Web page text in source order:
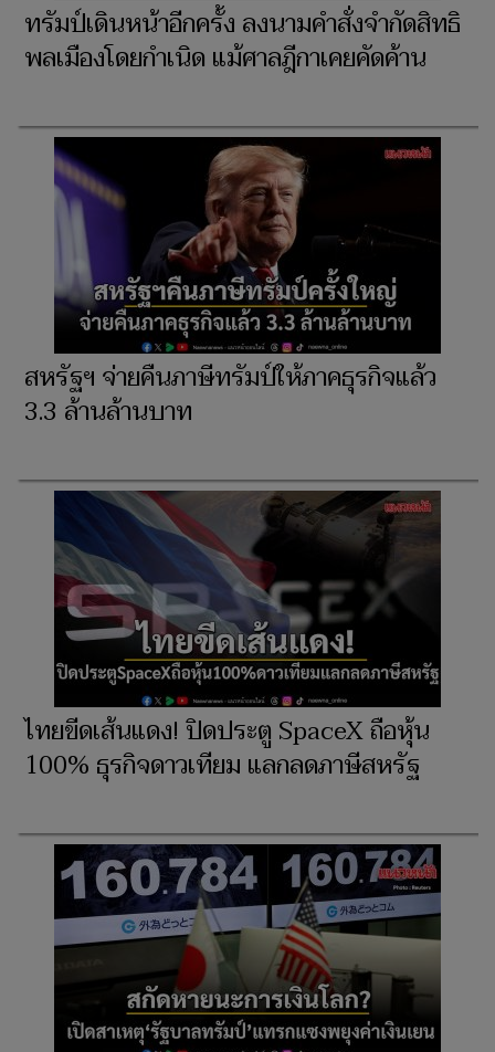
ทรัมป์เดินหน้าอีกครั้ง ลงนามคำสั่งจำกัดสิทธิ
พลเมืองโดยกำเนิด แม้ศาลฎีกาเคยคัดค้าน
สหรัฐฯ จ่ายคืนภาษีทรัมป์ให้ภาคธุรกิจแล้ว
3.3 ล้านล้านบาท
ไทยขีดเส้นแดง! ปิดประตู SpaceX ถือหุ้น
100% ธุรกิจดาวเทียม แลกลดภาษีสหรัฐ